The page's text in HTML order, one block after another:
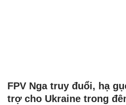
FPV Nga truy đuổi, hạ
trợ cho Ukraine trong